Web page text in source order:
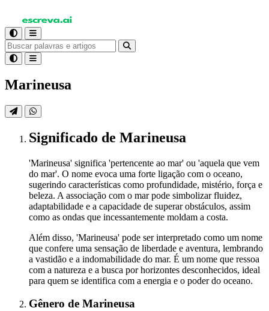
Marineusa
Significado de Marineusa
'Marineusa' significa 'pertencente ao mar' ou 'aquela que vem
do mar'. O nome evoca uma forte ligação com o oceano,
sugerindo características como profundidade, mistério, força e
beleza. A associação com o mar pode simbolizar fluidez,
adaptabilidade e a capacidade de superar obstáculos, assim
como as ondas que incessantemente moldam a costa.
Além disso, 'Marineusa' pode ser interpretado como um nome
que confere uma sensação de liberdade e aventura, lembrando
a vastidão e a indomabilidade do mar. É um nome que ressoa
com a natureza e a busca por horizontes desconhecidos, ideal
para quem se identifica com a energia e o poder do oceano.
Gênero de Marineusa